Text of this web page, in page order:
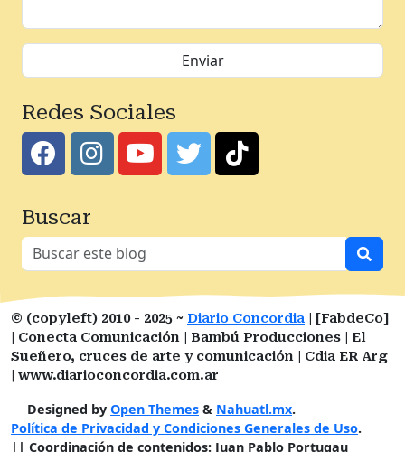
Redes Sociales
Buscar
© (copyleft) 2010 - 2025 ~ Diario Concordia | [FabdeCo]
| Conecta Comunicación | Bambú Producciones | El
Sueñero, cruces de arte y comunicación | Cdia ER Arg
| www.diarioconcordia.com.ar
Designed by Open Themes & Nahuatl.mx.
Política de Privacidad y Condiciones Generales de Uso.
|| Coordinación de contenidos: Juan Pablo Portugau